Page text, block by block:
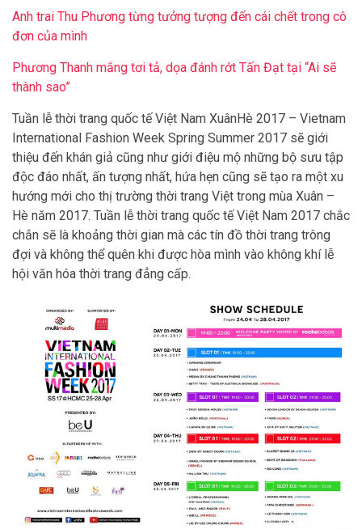
Anh trai Thu Phương từng tưởng tượng đến cái chết trong cô
đơn của mình
Phương Thanh mắng tơi tả, dọa đánh rớt Tấn Đạt tại “Ai sẽ
thành sao”
Tuần lễ thời trang quốc tế Việt Nam XuânHè 2017 – Vietnam
International Fashion Week Spring Summer 2017 sẽ giới
thiệu đến khán giả cũng như giới điệu mộ những bộ sưu tập
độc đáo nhất, ấn tượng nhất, hứa hẹn cũng sẽ tạo ra một xu
hướng mới cho thị trường thời trang Việt trong mùa Xuân –
Hè năm 2017. Tuần lễ thời trang quốc tế Việt Nam 2017 chắc
chắn sẽ là khoảng thời gian mà các tín đồ thời trang trông
đợi và không thể quên khi được hòa mình vào không khí lễ
hội văn hóa thời trang đẳng cấp.